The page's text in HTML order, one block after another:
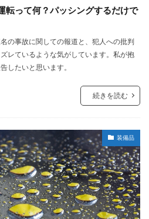
転って何？パッシングするだけで
の事故に関しての報道と、犯人への批判
レているような気がしています。私が抱
したいと思います。
続きを読む
装備品